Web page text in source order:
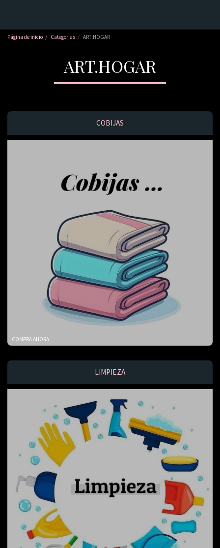
Página de inicio Categorias ART.HOGAR
ART.HOGAR
COMPRA AHORA
COBIJAS
LIMPIEZA